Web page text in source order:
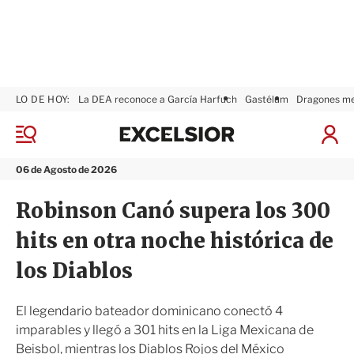
M
n
06 de Agosto de 2026
LO DE HOY: La DEA reconoce a García Harfuch Gastélum Dragones
I
a
S
x
i
r
Robinson Canó supera los 300
hits en otra noche histórica de
los Diablos
El legendario bateador dominicano conectó 4
imparables y llegó a 301 hits en la Liga Mexicana de
Beisbol, mientras los Diablos Rojos del México